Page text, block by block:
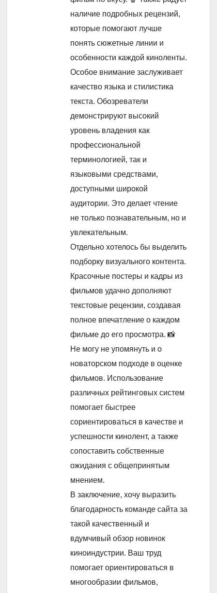
наличие подробных рецензий,
которые помогают лучше
понять сюжетные линии и
особенности каждой киноленты.
Особое внимание заслуживает
качество языка и стилистика
текста. Обозреватели
демонстрируют высокий
уровень владения как
профессиональной
терминологией, так и
языковыми средствами,
доступными широкой
аудитории. Это делает чтение
не только познавательным, но и
увлекательным.
Отдельно хотелось бы выделить
подборку визуального контента.
Красочные постеры и кадры из
фильмов удачно дополняют
текстовые рецензии, создавая
полное впечатление о каждом
фильме до его просмотра. 📸
Не могу не упомянуть и о
новаторском подходе в оценке
фильмов. Использование
различных рейтинговых систем
помогает быстрее
сориентироваться в качестве и
успешности кинолент, а также
сопоставить собственные
ожидания с общепринятым
мнением.
В заключение, хочу выразить
благодарность команде сайта за
такой качественный и
вдумчивый обзор новинок
киноиндустрии. Ваш труд
помогает ориентироваться в
многообразии фильмов,